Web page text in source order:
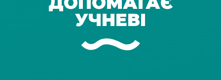
УЧНЕВІ